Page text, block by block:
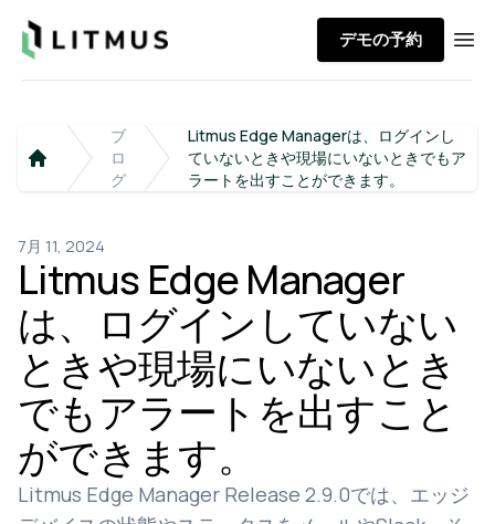
Litmus デモの予約
Home
ブ
ロ
グ
Litmus Edge Managerは、ログインし
ていないときや現場にいないときでもア
ラートを出すことができます。
7月 11, 2024
Litmus Edge Manager
は、ログインしていない
ときや現場にいないとき
でもアラートを出すこと
ができます。
Litmus Edge Manager Release 2.9.0では、エッジ